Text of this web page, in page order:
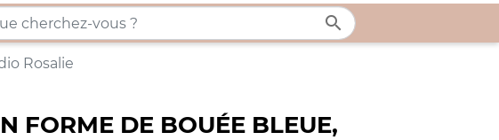

Rosalie
FORME DE BOUÉE BLEUE,